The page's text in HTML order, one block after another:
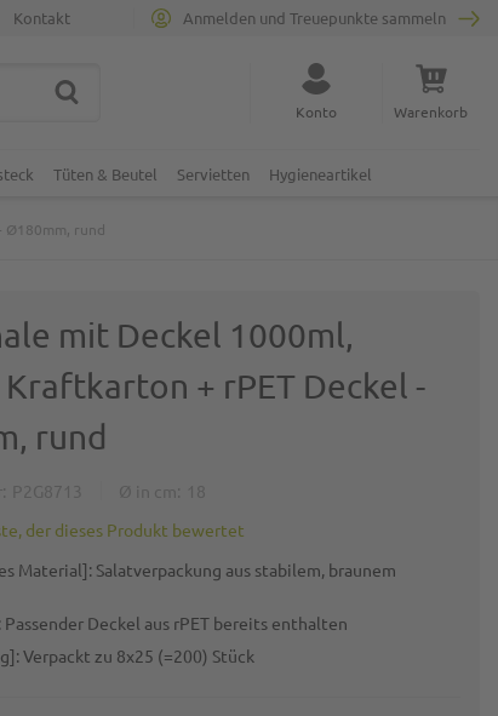
Kontakt Anmelden und Treuepunkte sammeln
Suche schließen
SUCHE Konto Warenkorb
Tüten & Beutel Servietten Hygieneartikel
Ø180mm, rund
mit Deckel 1000ml,
+ rPET Deckel -
rund
der dieses Produkt bewertet
Material]: Salatverpackung aus stabilem, braunem
Deckel aus rPET bereits enthalten
Verpackt zu 8x25 (=200) Stück